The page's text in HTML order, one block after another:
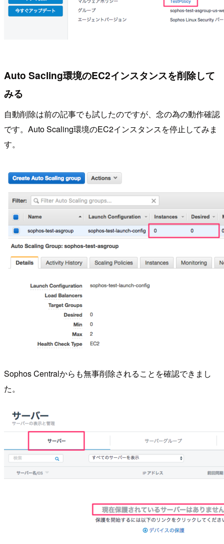
Auto Sacling環境のEC2インスタンスを削除して
みる
自動削除は前の記事でも試したのですが、念の為の動作確認
です。Auto Scaling環境のEC2インスタンスを停止してみま
す。
Sophos Centralからも無事削除されることを確認できまし
た。